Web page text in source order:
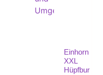
Einhorn
XXL
Hüpfburg